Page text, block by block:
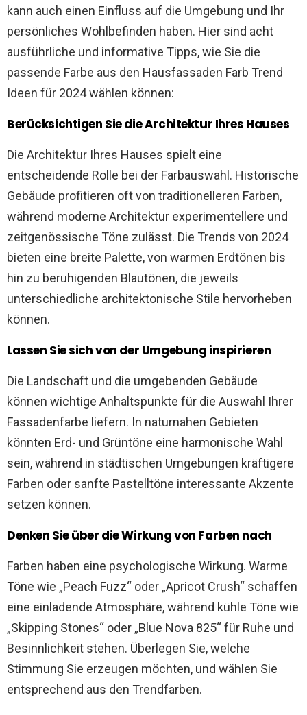
kann auch einen Einfluss auf die Umgebung und Ihr
persönliches Wohlbefinden haben. Hier sind acht
ausführliche und informative Tipps, wie Sie die
passende Farbe aus den Hausfassaden Farb Trend
Ideen für 2024 wählen können:
Berücksichtigen Sie die Architektur Ihres Hauses
Die Architektur Ihres Hauses spielt eine
entscheidende Rolle bei der Farbauswahl. Historische
Gebäude profitieren oft von traditionelleren Farben,
während moderne Architektur experimentellere und
zeitgenössische Töne zulässt. Die Trends von 2024
bieten eine breite Palette, von warmen Erdtönen bis
hin zu beruhigenden Blautönen, die jeweils
unterschiedliche architektonische Stile hervorheben
können.
Lassen Sie sich von der Umgebung inspirieren
Die Landschaft und die umgebenden Gebäude
können wichtige Anhaltspunkte für die Auswahl Ihrer
Fassadenfarbe liefern. In naturnahen Gebieten
könnten Erd- und Grüntöne eine harmonische Wahl
sein, während in städtischen Umgebungen kräftigere
Farben oder sanfte Pastelltöne interessante Akzente
setzen können.
Denken Sie über die Wirkung von Farben nach
Farben haben eine psychologische Wirkung. Warme
Töne wie „Peach Fuzz“ oder „Apricot Crush“ schaffen
eine einladende Atmosphäre, während kühle Töne wie
„Skipping Stones“ oder „Blue Nova 825“ für Ruhe und
Besinnlichkeit stehen. Überlegen Sie, welche
Stimmung Sie erzeugen möchten, und wählen Sie
entsprechend aus den Trendfarben.